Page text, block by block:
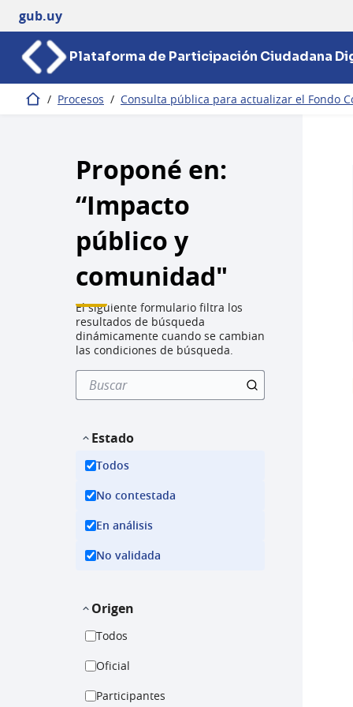
gub.uy
Plataforma de Participación Ciudadana
Inicio / Procesos / Consulta pública para actualizar el Fondo
Proponé en:
“Impacto
público y
comunidad"
El siguiente formulario filtra los
resultados de búsqueda
dinámicamente cuando se cambian
las condiciones de búsqueda.
Estado
Todos
No contestada
En análisis
No validada
Origen
Todos
Oficial
Participantes